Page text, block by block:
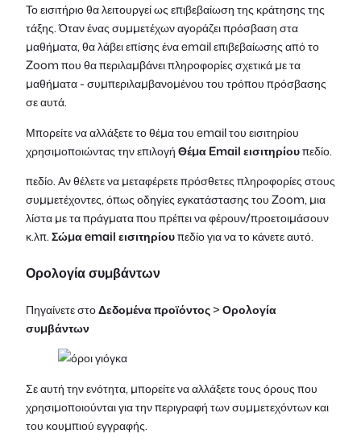
Το εισιτήριο θα λειτουργεί ως επιβεβαίωση της κράτησης της
τάξης. Όταν ένας συμμετέχων αγοράζει πρόσβαση στα
μαθήματα, θα λάβει επίσης ένα email επιβεβαίωσης από το
Zoom που θα περιλαμβάνει πληροφορίες σχετικά με τα
μαθήματα - συμπεριλαμβανομένου του τρόπου πρόσβασης
σε αυτά.
Μπορείτε να αλλάξετε το θέμα του email του εισιτηρίου
χρησιμοποιώντας την επιλογήΘέμα Email εισιτηρίουπεδίο.
πεδίο. Αν θέλετε να μεταφέρετε πρόσθετες πληροφορίες στους
συμμετέχοντες, όπως οδηγίες εγκατάστασης του Zoom, μια
λίστα με τα πράγματα που πρέπει να φέρουν/προετοιμάσουν
κ.λπ.Σώμα email εισιτηρίουπεδίο για να το κάνετε αυτό.
Ορολογία συμβάντων
Πηγαίνετε στοΔεδομένα προϊόντος>Ορολογία
συμβάντων
Σε αυτή την ενότητα, μπορείτε να αλλάξετε τους όρους που
χρησιμοποιούνται για την περιγραφή των συμμετεχόντων και
του κουμπιού εγγραφής.